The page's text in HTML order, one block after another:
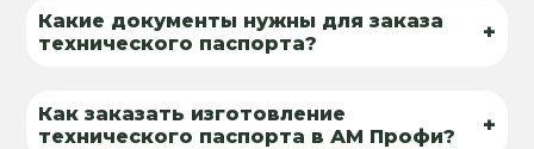
Какие документы нужны для заказа
технического паспорта?
+
Как заказать изготовление
технического паспорта в АМ Профи?
+